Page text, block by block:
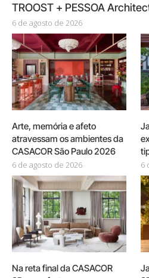
TROOST + PESSOA
6 de agosto de 2026
Arte, memória e afeto
atravessam os ambientes da
CASACOR São Paulo 2026
6 de agosto de 2026 6
Na reta final da CASACOR